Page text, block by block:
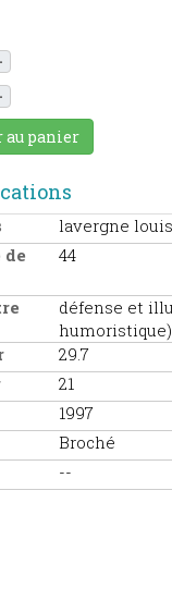
au panier
lavergne louis
de
44
défense et
humoristique)
29.7
21
1997
Broché
--